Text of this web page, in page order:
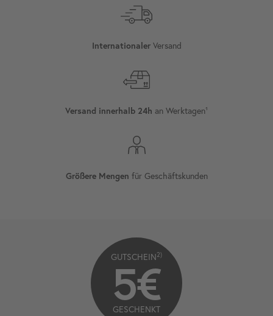
InternationalerVersand
Versand innerhalb 24h an Werktagen¹
Größere Mengen für Geschäftskunden
GUTSCHEIN2)
5€
GESCHENKT